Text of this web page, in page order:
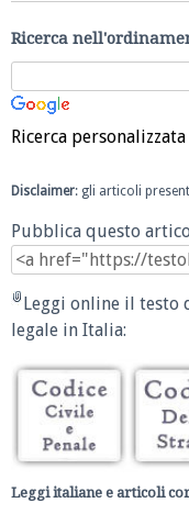
Ricerca
Ricerca personalizzata
Disclaimer: gli articoli
Pubblica questo
Leggi online il testo
legale in Italia:
Leggi italiane e articoli